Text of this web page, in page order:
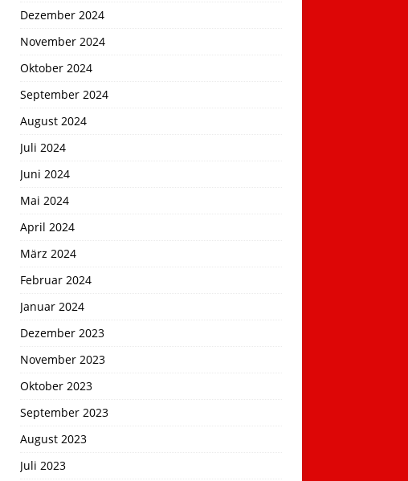
Dezember 2024
November 2024
Oktober 2024
September 2024
August 2024
Juli 2024
Juni 2024
Mai 2024
April 2024
März 2024
Februar 2024
Januar 2024
Dezember 2023
November 2023
Oktober 2023
September 2023
August 2023
Juli 2023